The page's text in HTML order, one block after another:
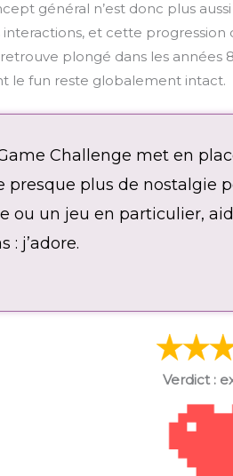
général n’est donc plus
interactions, et cette
plongé dans les
le fun reste globalement intact.
Challenge met en
presque plus de nostalgie
ou un jeu en particulier,
: j’adore.
Verdict :